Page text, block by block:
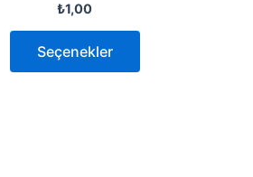
₺1,00
Seçenekler
Seçenekler